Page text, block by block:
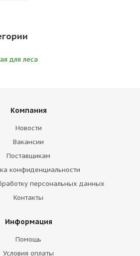
для леса
Компания
Новости
Вакансии
Поставщикам
конфиденциальности
персональных данных
Контакты
Информация
Помощь
Условия оплаты